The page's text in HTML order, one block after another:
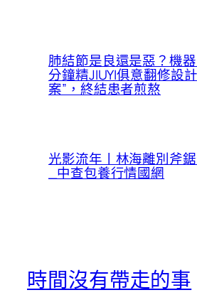
肺結節是良還是惡？機
分鐘精JIUYI俱意翻修設
案”，終結患者煎熬
光影流年丨林海離別斧
_中查包養行情國網
時間沒有帶走的事